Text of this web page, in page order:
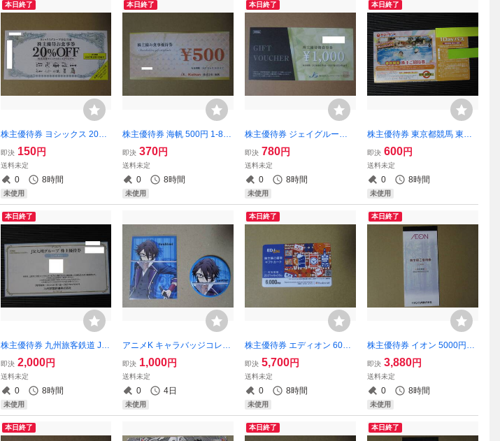
本日終了
株主優待券 ヨシックス 20%
OFF券 1-16枚（や台や や台
ずし ニパチ にぱち せんと こ
れや てっぱん 玉鋼 ひとくち
餃子の頂 華花）
即決 150円
送料未定
0 8時間
未使用
本日終了
株主優待券 海帆 500円 1-8枚
（新時代 葵屋 まほろば 鮨酒
場富士 治郎丸 イチゴヤ商店
新横浜横町Style さんじ ふら
り）
即決 370円
送料未定
0 8時間
未使用
本日終了
株主優待券 ジェイグループ
ホールディングス 1000円 1-
8枚
即決 780円
送料未定
0 8時間
未使用
本日終了
株主優待券 東京都競馬 東京
サマーランド 春秋限定株主
ご招待券 1-2枚
即決 600円
送料未定
0 8時間
未使用
本日終了
株主優待券 九州旅客鉄道 JR
九州 2500円 1枚
即決 2,000円
送料未定
0 8時間
未使用
アニメK キャラバッジコレク
ション 缶バッジ 伏見猿比古
即決 1,000円
送料未定
0 4日
未使用
本日終了
株主優待券 エディオン 6000
円 1-2枚
即決 5,700円
送料未定
0 8時間
未使用
本日終了
株主優待券 イオン 5000円分
1-3冊（イオン マックスバリ
ュ イオンスーパーセンター
まいばすけっと ザ・ビッグ K
OHYO ピーコックストア）
即決 3,880円
送料未定
0 8時間
未使用
本日終了 本日終了 本日終了